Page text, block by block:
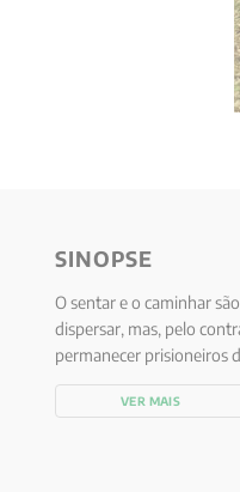
SINOPSE
O sentar e o caminhar
dispersar, mas, pelo
permanecer prisioneiros
da vida. O autor Jean-
inspiradas pelas
VER MAIS